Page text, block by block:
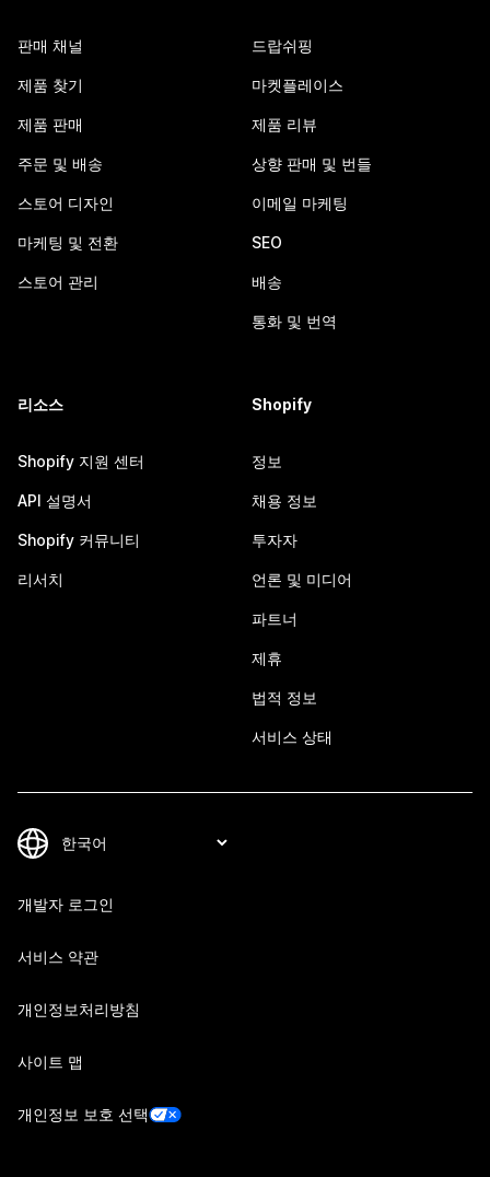
판매 채널
제품 찾기
제품 판매
주문 및 배송
스토어 디자인
마케팅 및 전환
스토어 관리
드랍쉬핑
마켓플레이스
제품 리뷰
상향 판매 및 번들
이메일 마케팅
SEO
배송
통화 및 번역
리소스
Shopify 지원 센터
API 설명서
Shopify 커뮤니티
리서치
Shopify
정보
채용 정보
투자자
언론 및 미디어
파트너
제휴
법적 정보
서비스 상태
개발자 로그인
서비스 약관
개인정보처리방침
사이트 맵
개인정보 보호 선택